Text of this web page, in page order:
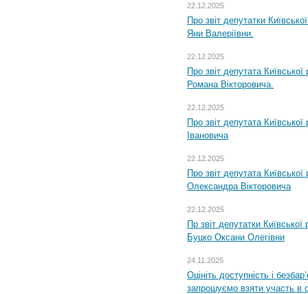
22.12.2025
Про звіт депутатки
Яни Валеріївни.
22.12.2025
Про звіт депутата
Романа Вікторовича.
22.12.2025
Про звіт депутата
Івановича
22.12.2025
Про звіт депутата
Олександра Вікторовича
22.12.2025
Пр звіт депутатки
Буцко Оксани Олегівни
24.11.2025
Оцініть доступність і
запрошуємо взяти участь в